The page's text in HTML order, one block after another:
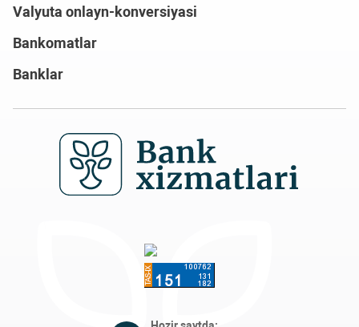
Valyuta onlayn-konversiyasi
Bankomatlar
Banklar